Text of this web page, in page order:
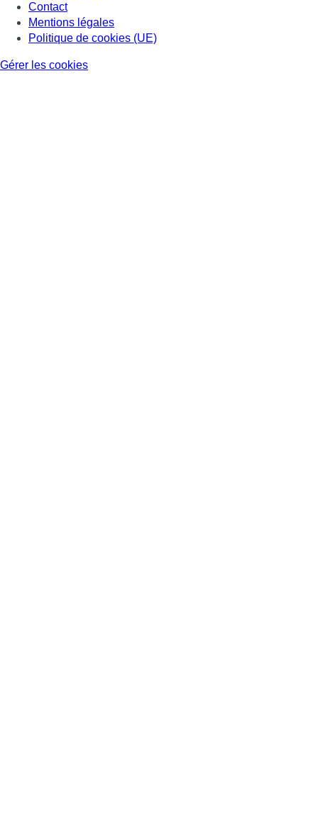
Contact
Mentions légales
Politique de cookies (UE)
Gérer les cookies